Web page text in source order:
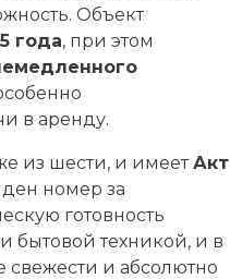
Объект
года, при этом
в аренду.
из шести, и имеетАкт
номер за
готовность
бытовой техникой, и в
свежести и абсолютно